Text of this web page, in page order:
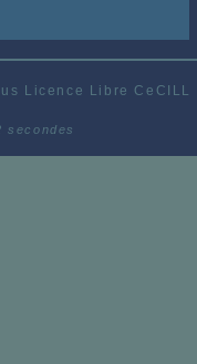
Licence Libre CeCILL
secondes